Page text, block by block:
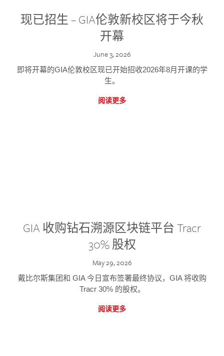
现已招生 – GIA伦敦新校区将于今秋
开幕
June 3, 2026
即将开幕的GIA伦敦校区现已开始招收2026年8月开课的学
生。
阅读更多
GIA 收购钻石溯源区块链平台 Tracr
30% 股权
May 29, 2026
戴比尔斯集团和 GIA 今日宣布签署最终协议，GIA 将收购
Tracr 30% 的股权。
阅读更多